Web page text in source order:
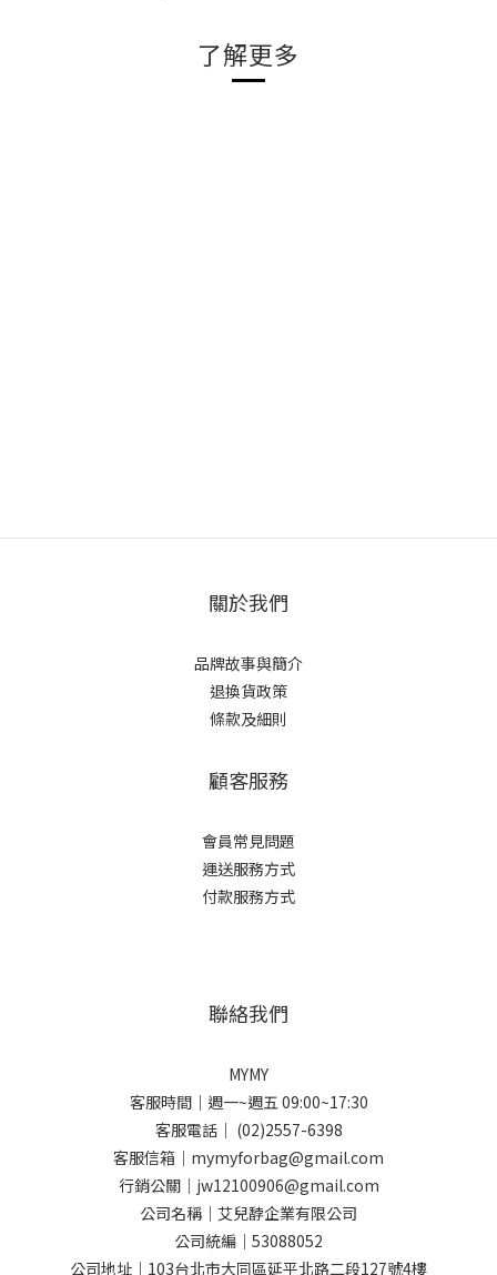
了解更多
關於我們
品牌故事與簡介
退換貨政策
條款及細則
顧客服務
會員常見問題
運送服務方式
付款服務方式
聯絡我們
MYMY
客服時間｜週一~週五 09:00~17:30
客服電話｜ (02)2557-6398
客服信箱｜mymyforbag@gmail.com
行銷公關｜jw12100906@gmail.com
公司名稱｜艾兒馞企業有限公司
公司統編｜53088052
公司地址｜103台北市大同區延平北路二段127號4樓